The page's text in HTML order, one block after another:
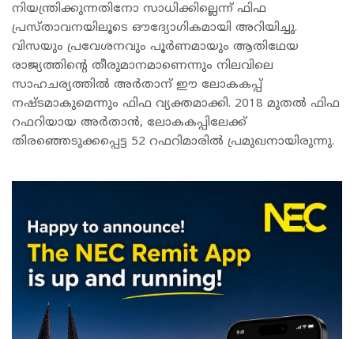
നിയന്ത്രിക്കുന്നതിനോ സാധിക്കില്ലെന്ന് ഫിഫ
പ്രസ്താവനയിലൂടെ ഔദ്യോഗികമായി അറിയിച്ചു.
വിസയും പ്രവേശനവും പൂർണമായും ആതിഥേയ
രാജ്യത്തിന്റെ തീരുമാനമാണെന്നും നിലവിലെ
സാഹചര്യത്തിൽ അർതാന് ഈ ലോകകപ്പ്
നഷ്ടമാകുമെന്നും ഫിഫ വ്യക്തമാക്കി. 2018 മുതൽ ഫിഫ
റഫറിയായ അർതാൻ, ലോകകപ്പിലേക്ക്
തിരഞ്ഞെടുക്കപ്പെട്ട 52 റഫറിമാരിൽ പ്രമുഖനായിരുന്നു.